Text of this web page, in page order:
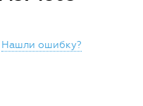
Нашли ошибку?